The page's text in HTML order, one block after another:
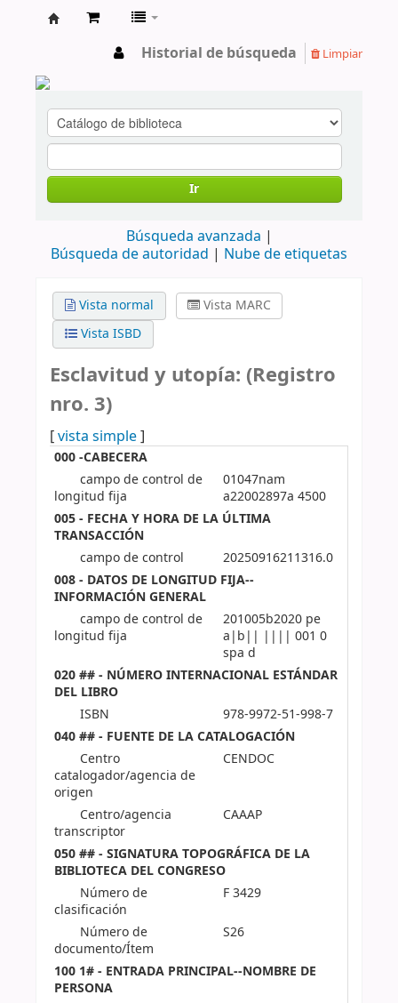
Historial de búsqueda Limpiar
Ir
Búsqueda avanzada
Búsqueda de autoridad
Nube de etiquetas
Vista normal
Vista MARC
Vista ISBD
Esclavitud y utopía: (Registro
nro. 3)
[vista simple]
000 -CABECERA
campo de control de
longitud fija
01047nam
a22002897a 4500
005 - FECHA Y HORA DE LA ÚLTIMA
TRANSACCIÓN
campo de control
20250916211316.0
008 - DATOS DE LONGITUD FIJA--
INFORMACIÓN GENERAL
campo de control de
longitud fija
201005b2020 pe
a|b|| |||| 001 0
spa d
020 ## - NÚMERO INTERNACIONAL ESTÁNDAR
DEL LIBRO
ISBN
978-9972-51-998-7
040 ## - FUENTE DE LA CATALOGACIÓN
Centro
catalogador/agencia de
origen
CENDOC
Centro/agencia
transcriptor
CAAAP
050 ## - SIGNATURA TOPOGRÁFICA DE LA
BIBLIOTECA DEL CONGRESO
Número de
clasificación
F 3429
Número de
documento/Ítem
S26
100 1# - ENTRADA PRINCIPAL--NOMBRE DE
PERSONA